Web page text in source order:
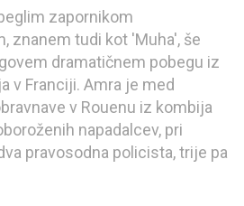
zapornikom
znanem tudi kot 'Muha', še
dramatičnem pobegu iz
v Franciji. Amra je med
v Rouenu iz kombija
napadalcev, pri
pravosodna policista, trije pa